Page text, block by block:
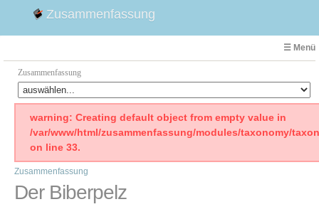
Zusammenfassung
☰ Menü
Zusammenfassung
Faust
Willhelm Tell
Emilia Galotti
1. Weltkrieg Zusammenfassung
warning: Creating default object from empty value in
/var/www/html/zusammenfassung/modules/taxonomy/
on line 33.
Zusammenfassung
Der Biberpelz